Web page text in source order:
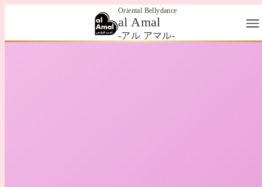
Oriental Bellydance
al Amal
-アル アマル-